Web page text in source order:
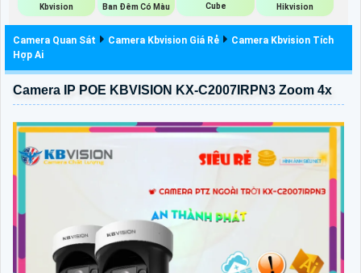
Kbvision
Ban Đêm Có Màu
Cube
Hikvision
Camera Quan Sát Camera Kbvision Giá Rẻ
Camera Kbvision Tích
Hợp Ai
Camera IP POE KBVISION KX-C2007IRPN3 Zoom 4x